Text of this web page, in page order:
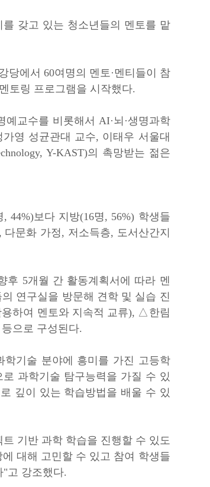
를 갖고 있는 청소년들의 멘토를 맡
당에서 60여명의 멘토·멘티들이 참
토링 프로그램을 시작했다.
예교수를 비롯해서 AI·뇌·생명과학
영 성균관대 교수, 이태우 서울대
Y-KAST)의 촉망받는 젊은
, 44%)보다 지방(16명, 56%) 학생들
문화 가정, 저소득층, 도서산간지
후 5개월 간 활동계획서에 따라 멘
연구실을 방문해 견학 및 실습 진
하여 멘토와 지속적 교류), △한림
으로 구성된다.
학기술 분야에 흥미를 가진 고등학
과학기술 탐구능력을 가질 수 있
깊이 있는 학습방법을 배울 수 있
기반 과학 학습을 진행할 수 있도
대해 고민할 수 있고 참여 학생들
고 강조했다.